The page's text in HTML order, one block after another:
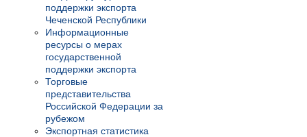
поддержки экспорта
Чеченской Республики
Информационные
ресурсы о мерах
государственной
поддержки экспорта
Торговые
представительства
Российской Федерации за
рубежом
Экспортная статистика